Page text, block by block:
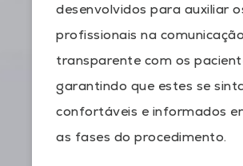
desenvolvidos para auxiliar
profissionais na comunicação
transparente com os
garantindo que estes se
confortáveis e informados
as fases do procedimento.